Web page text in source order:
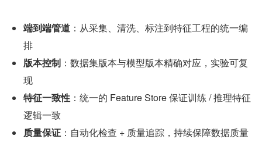
端到端管道 ：从采集、清洗、标注到特征工程的统一编
排
版本控制 ：数据集版本与模型版本精确对应，实验可复
现
特征一致性 ：统一的 Feature Store 保证训练 / 推理特征
逻辑一致
质量保证 ：自动化检查 + 质量追踪，持续保障数据质量